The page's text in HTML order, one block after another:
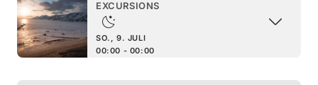
EXCURSIONS
SO., 9. JULI
00:00 - 00:00